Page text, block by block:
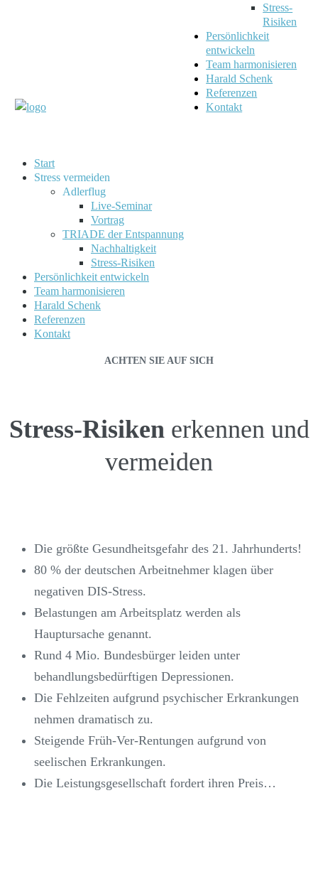
Stress-
Risiken
Persönlichkeit
entwickeln
Team harmonisieren
Harald Schenk
Referenzen
Kontakt
Start
Stress vermeiden
Adlerflug
Live-Seminar
Vortrag
TRIADE der Entspannung
Nachhaltigkeit
Stress-Risiken
Persönlichkeit entwickeln
Team harmonisieren
Harald Schenk
Referenzen
Kontakt
ACHTEN SIE AUF SICH
Stress-Risikenerkennen und
vermeiden
Die größte Gesundheitsgefahr des 21. Jahrhunderts!
80 % der deutschen Arbeitnehmer klagen über
negativen DIS-Stress.
Belastungen am Arbeitsplatz werden als
Hauptursache genannt.
Rund 4 Mio. Bundesbürger leiden unter
behandlungsbedürftigen Depressionen.
Die Fehlzeiten aufgrund psychischer Erkrankungen
nehmen dramatisch zu.
Steigende Früh-Ver-Rentungen aufgrund von
seelischen Erkrankungen.
Die Leistungsgesellschaft fordert ihren Preis…